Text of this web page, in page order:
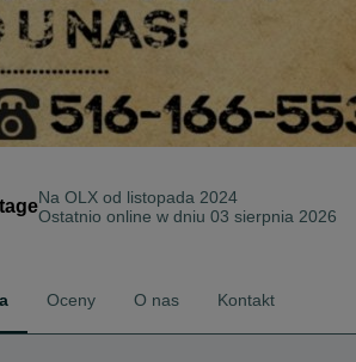
Na OLX od listopada 2024
Ostatnio online w dniu 03 sierpnia 2026
Oceny O nas Kontakt